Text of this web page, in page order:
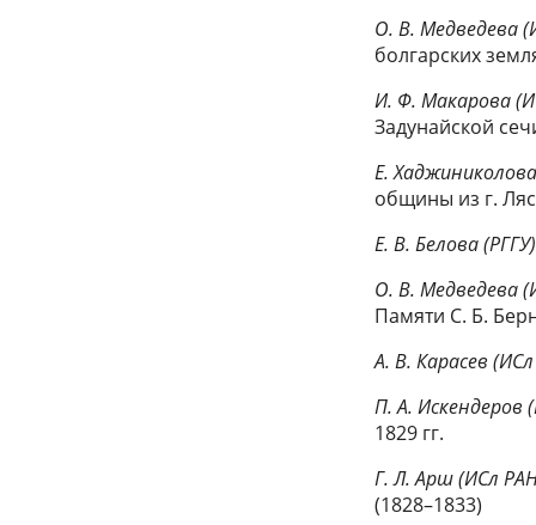
О. В. Медведева
болгарских
И. Ф. Макарова
Задунайской
Е.
общины из г.
Е. В. Белова
О. В. Медведева
Памяти С. Б.
А. В. Карасев
П. А. Искендеров
1829 гг.
Г. Л. Арш (ИСл
(1828–1833)